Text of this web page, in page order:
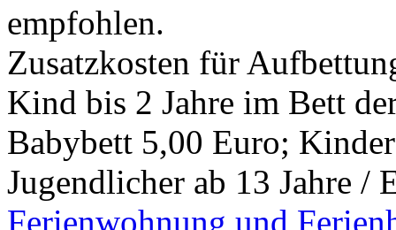
empfohlen.
Zusatzkosten für
Kind bis 2 Jahre im Bett
Babybett 5,00 Euro;
Jugendlicher ab 13 Jahre /
Ferienwohnung und